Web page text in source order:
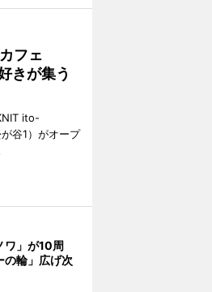
フェ
きが集う
ito-
谷1）がオープ
ワ」が10周
輪」広げ次